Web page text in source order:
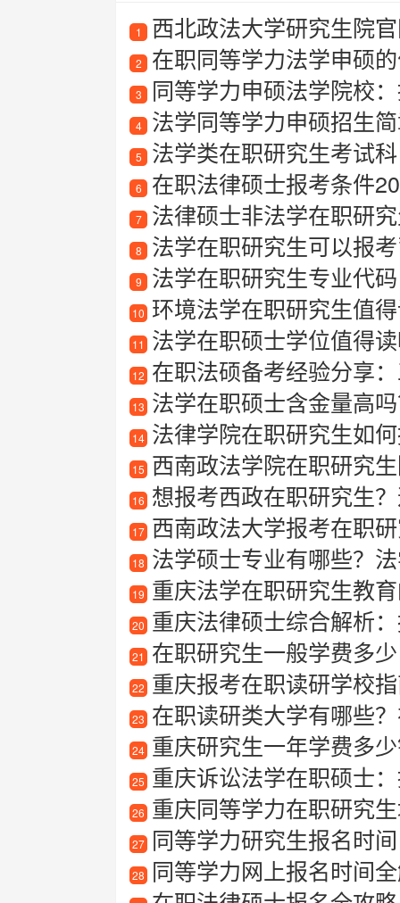
1 西北政法大学研究生院
2 在职同等学力法学申硕
3 同等学力申硕法学院校
4 法学同等学力申硕招生
5 法学类在职研究生考试
6 在职法律硕士报考条件
7 法律硕士非法学在职研
8 法学在职研究生可以报
9 法学在职研究生专业代码
10 环境法学在职研究生值得
11 法学在职硕士学位值得
12 在职法硕备考经验分享
13 法学在职硕士含金量高吗？
14 法律学院在职研究生如
15 西南政法学院在职研究
16 想报考西政在职研究生
17 西南政法大学报考在职
18 法学硕士专业有哪些？
19 重庆法学在职研究生教
20 重庆法律硕士综合解析：
21 在职研究生一般学费多少
22 重庆报考在职读研学校
23 在职读研类大学有哪些
24 重庆研究生一年学费多
25 重庆诉讼法学在职硕士
26 重庆同等学力在职研究
27 同等学力研究生报名时间
28 同等学力网上报名时间